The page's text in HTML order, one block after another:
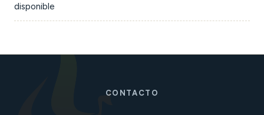
disponible
CONTACTO